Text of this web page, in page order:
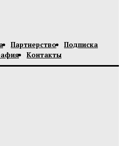
Партнерство
Подписка
Контакты